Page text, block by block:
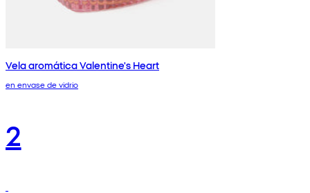
Vela aromática Valentine's Heart
en envase de vidrio
2